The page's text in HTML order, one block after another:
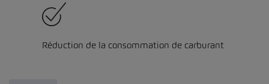
Réduction de la consommation de carburant